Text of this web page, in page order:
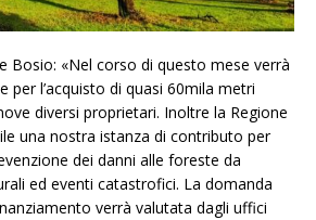
Bosio: «Nel corso di questo mese verrà
per l’acquisto di quasi 60mila metri
diversi proprietari. Inoltre la Regione
una nostra istanza di contributo per
dei danni alle foreste da
ed eventi catastrofici. La domanda
verrà valutata dagli uffici